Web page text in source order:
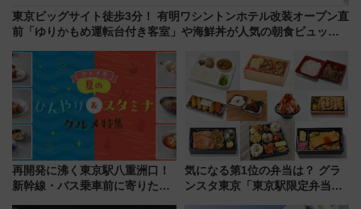
東京ビッグサイト徒歩3分！ 有明ワシントンホテル改装オープン直
前「ゆりかもめ運転台付き客室」や海鮮丼が人気の朝食ビュッフ
再開発に沸く東京駅八重洲口！
新幹線・バス乗車前に寄りたい
気になる第1位の弁当は？ グラ
ンスタ東京「東京駅限定弁当